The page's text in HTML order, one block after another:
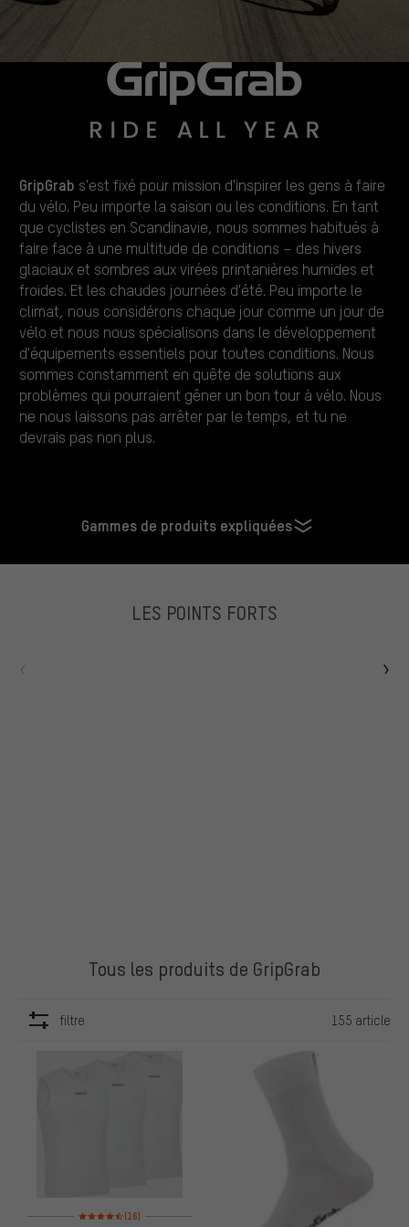
GripGrab s'est fixé pour mission d'inspirer les gens à faire
du vélo. Peu importe la saison ou les conditions. En tant
que cyclistes en Scandinavie, nous sommes habitués à
faire face à une multitude de conditions – des hivers
glaciaux et sombres aux virées printanières humides et
froides. Et les chaudes journées d'été. Peu importe le
climat, nous considérons chaque jour comme un jour de
vélo et nous nous spécialisons dans le développement
d'équipements essentiels pour toutes conditions. Nous
sommes constamment en quête de solutions aux
problèmes qui pourraient gêner un bon tour à vélo. Nous
ne nous laissons pas arrêter par le temps, et tu ne
devrais pas non plus.
Gammes de produits expliquées
LES POINTS FORTS
Tous les produits de GripGrab
filtre 155 article
Note moyenne : 4,5 sur 5 d'après 16 avis
(16)